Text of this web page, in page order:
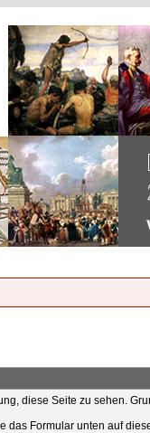
diese Seite zu sehen.
das Formular unten auf